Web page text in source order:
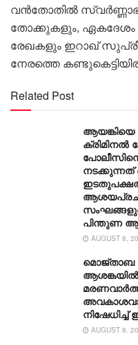
വൻതോതിൽ
തോക്കുകളും, ഏകദേശം
രേഖകളും ഇറാഖ്
നേരത്തെ
Related Post
ക്രിമിനൽ
നടക്കുന്നത്
പിന്തുണ
AUGUST 8,
മൊജ്താബ
നിഷേധിച്ച്
AUGUST 8,